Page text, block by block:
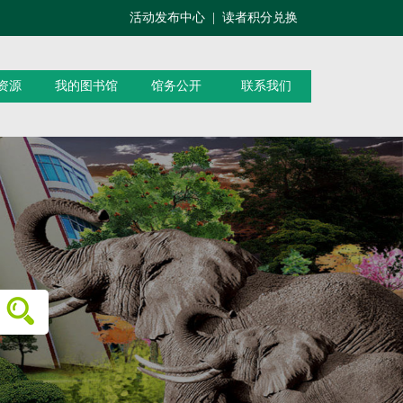
活动发布中心 读者积分兑换
源 我的图书馆 馆务公开 联系我们